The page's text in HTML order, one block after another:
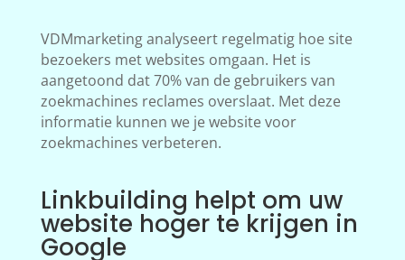
VDMmarketing analyseert regelmatig hoe site
bezoekers met websites omgaan. Het is
aangetoond dat 70% van de gebruikers van
zoekmachines reclames overslaat. Met deze
informatie kunnen we je website voor
zoekmachines verbeteren.
Linkbuilding helpt om uw
website hoger te krijgen in
Google